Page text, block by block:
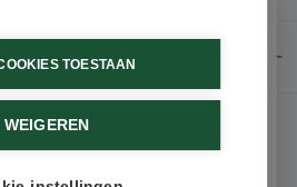
TOESTAAN
WEIGEREN
onze nieuwsbrief
beste aanbiedingen en persoonlijk
advies